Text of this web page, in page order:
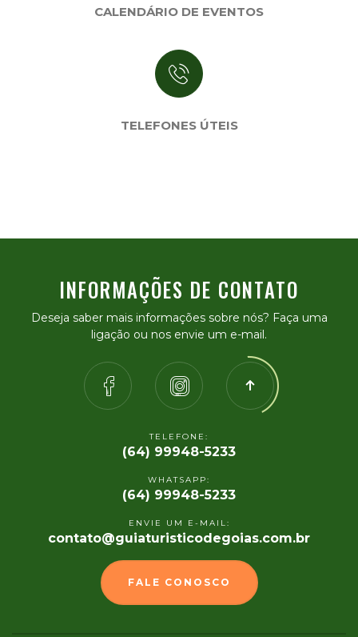
CALENDÁRIO DE EVENTOS
TELEFONES ÚTEIS
INFORMAÇÕES DE CONTATO
Deseja saber mais informações sobre nós? Faça uma
ligação ou nos envie um e-mail.
TELEFONE:
(64) 99948-5233
WHATSAPP:
(64) 99948-5233
ENVIE UM E-MAIL:
contato@guiaturisticodegoias.com.br
FALE CONOSCO